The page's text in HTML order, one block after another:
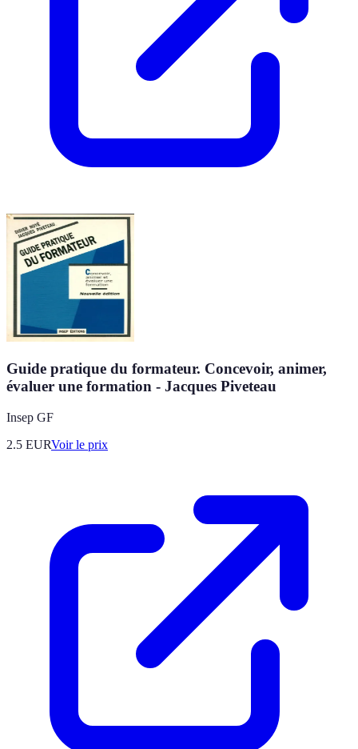
Guide pratique du formateur. Concevoir, animer,
évaluer une formation - Jacques Piveteau
Insep GF
2.5 EURVoir le prix